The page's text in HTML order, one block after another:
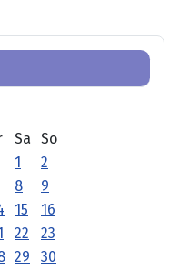
Sa
So
1
2
8
9
15
16
22
23
29
30